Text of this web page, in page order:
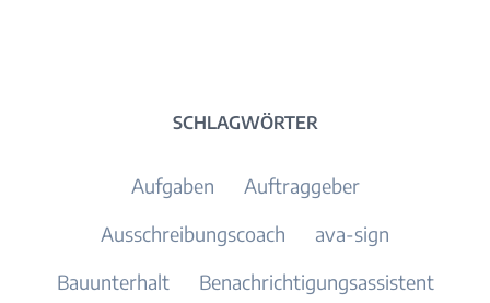
SCHLAGWÖRTER
Aufgaben
Auftraggeber
Ausschreibungscoach
ava-sign
Bauunterhalt
Benachrichtigungsassistent